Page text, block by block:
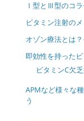
Ⅰ型とⅢ型のコラ
ビタミン注射の
オゾン療法とは
即効性を持った
ビタミンC欠
APMなど様々な
う